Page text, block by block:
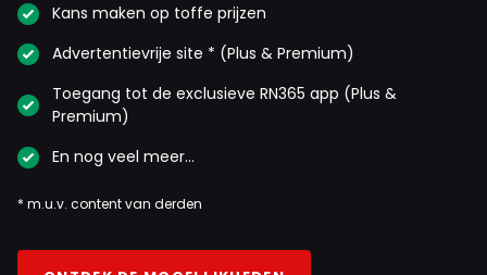
Kans maken op toffe prijzen
Advertentievrije site * (Plus & Premium)
Toegang tot de exclusieve RN365 app (Plus &
Premium)
En nog veel meer…
* m.u.v. content van derden